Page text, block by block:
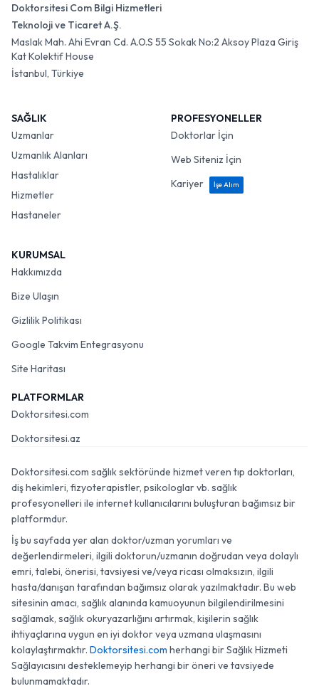
Doktorsitesi Com Bilgi Hizmetleri
Teknoloji ve Ticaret A.Ş.
Maslak Mah. Ahi Evran Cd. A.O.S 55 Sokak No:2 Aksoy Plaza Giriş
Kat Kolektif House
İstanbul, Türkiye
SAĞLIK
Uzmanlar
Uzmanlık Alanları
Hastalıklar
Hizmetler
Hastaneler
PROFESYONELLER
Doktorlar İçin
Web Siteniz İçin
Kariyer
İşe Alım
KURUMSAL
Hakkımızda
Bize Ulaşın
Gizlilik Politikası
Google Takvim Entegrasyonu
Site Haritası
PLATFORMLAR
Doktorsitesi.com
Doktorsitesi.az
Doktorsitesi.com sağlık sektöründe hizmet veren tıp doktorları,
diş hekimleri, fizyoterapistler, psikologlar vb. sağlık
profesyonelleri ile internet kullanıcılarını buluşturan bağımsız bir
platformdur.
İş bu sayfada yer alan doktor/uzman yorumları ve
değerlendirmeleri, ilgili doktorun/uzmanın doğrudan veya dolaylı
emri, talebi, önerisi, tavsiyesi ve/veya ricası olmaksızın, ilgili
hasta/danışan tarafından bağımsız olarak yazılmaktadır. Bu web
sitesinin amacı, sağlık alanında kamuoyunun bilgilendirilmesini
sağlamak, sağlık okuryazarlığını artırmak, kişilerin sağlık
ihtiyaçlarına uygun en iyi doktor veya uzmana ulaşmasını
kolaylaştırmaktır. Doktorsitesi.com herhangi bir Sağlık Hizmeti
Sağlayıcısını desteklemeyip herhangi bir öneri ve tavsiyede
bulunmamaktadır.